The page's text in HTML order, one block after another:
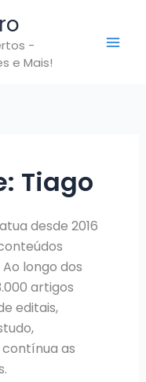
-
e Mais!
Tiago
desde 2016
longo dos
artigos
editais,
as